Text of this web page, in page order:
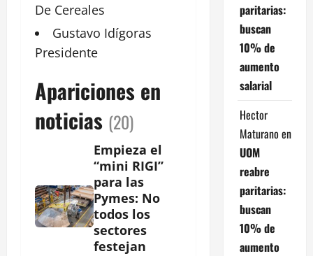
De Cereales
Gustavo Idígoras
Presidente
Apariciones en
noticias (20)
Empieza el
“mini RIGI”
para las
Pymes: No
todos los
sectores
festejan
paritarias:
buscan
10% de
aumento
salarial
Hector
Maturano en
UOM
reabre
paritarias:
buscan
10% de
aumento